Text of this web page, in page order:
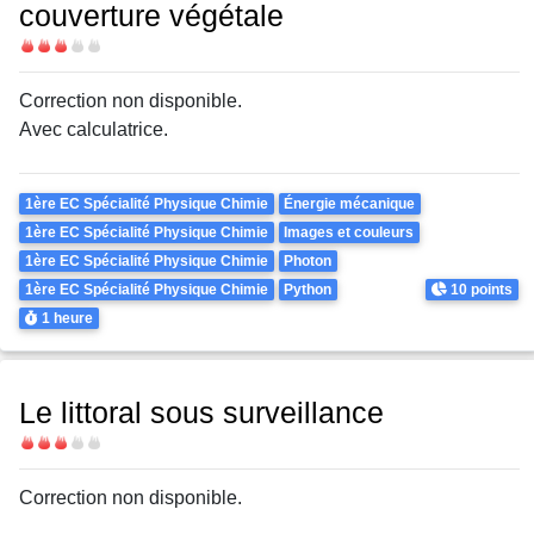
couverture végétale
Difficulté
Correction non disponible.
Avec calculatrice.
Theme
1ère EC Spécialité Physique Chimie
Énergie mécanique
1ère EC Spécialité Physique Chimie
Images et couleurs
1ère EC Spécialité Physique Chimie
Photon
1ère EC Spécialité Physique Chimie
Python Points
10 points
Durée
1 heure
Le littoral sous surveillance
Difficulté
Correction non disponible.